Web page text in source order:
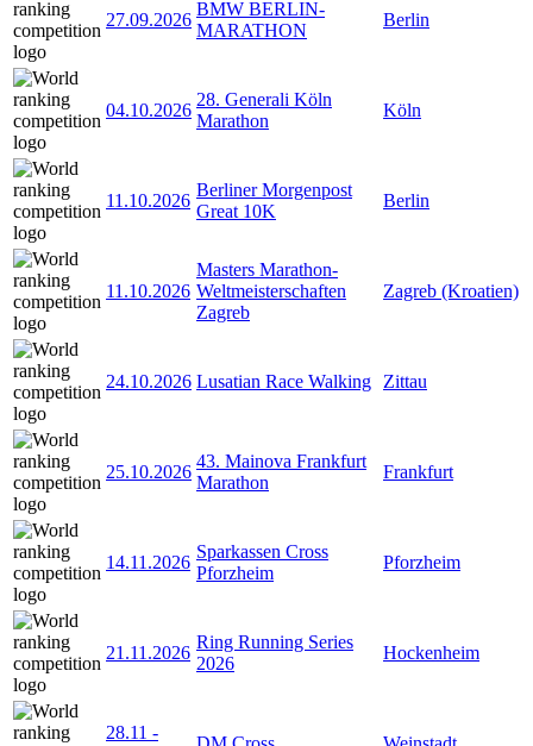
27.09.2026
BMW BERLIN-
MARATHON
Berlin
04.10.2026
28. Generali Köln
Marathon
Köln
11.10.2026
Berliner Morgenpost
Great 10K
Berlin
11.10.2026
Masters Marathon-
Weltmeisterschaften
Zagreb
Zagreb (Kroatien)
24.10.2026 Lusatian Race Walking Zittau
25.10.2026
43. Mainova Frankfurt
Marathon
Frankfurt
14.11.2026
Sparkassen Cross
Pforzheim
Pforzheim
21.11.2026
Ring Running Series
2026
Hockenheim
28.11 -